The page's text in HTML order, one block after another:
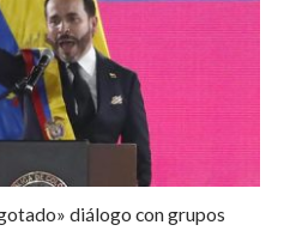
diálogo con grupos